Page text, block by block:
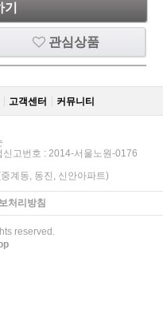
관심상품
고객센터 커뮤니티
고번호 : 2014-서울노원-0176
계동, 동진, 신안아파트)
처리방침
reserved.